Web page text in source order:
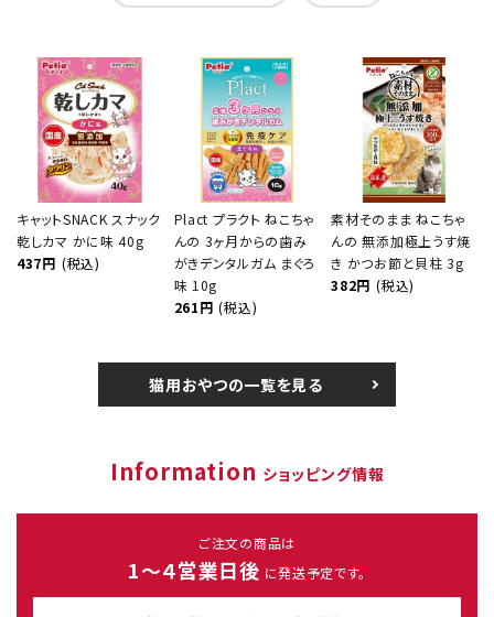
キャットSNACK スナック
乾しカマ かに味 40g
437円 (税込)
Plact プラクト ねこちゃ
んの 3ヶ月からの歯み
がきデンタルガム まぐろ
味 10g
261円 (税込)
素材そのまま ねこちゃ
んの 無添加極上うす焼
き かつお節と貝柱 3g
382円 (税込)
猫用おやつの一覧を見る
Information ショッピング情報
ご注文の商品は
1～４営業日後 に発送予定です。